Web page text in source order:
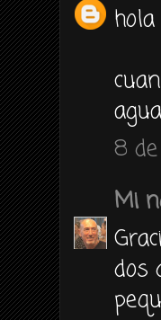
8
Mi
dos